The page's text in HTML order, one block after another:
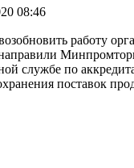
08:46
работу
службе по
поставок